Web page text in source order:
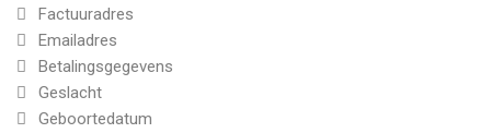
Factuuradres
Emailadres
Betalingsgegevens
Geslacht
Geboortedatum